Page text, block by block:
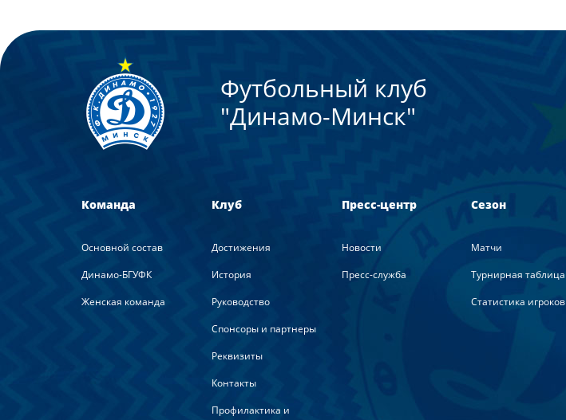
Футбольный клуб
"Динамо-Минск"
Команда
Основной состав
Динамо-БГУФК
Женская команда
Клуб
Достижения
История
Руководство
Спонсоры и партнеры
Реквизиты
Контакты
Профилактика и
Пресс-центр
Новости
Пресс-служба
Сезон
Матчи
Турнирная таблица
Статистика игроков